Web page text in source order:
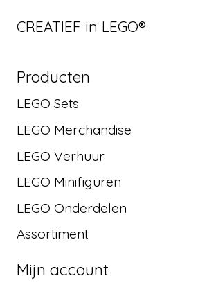
CREATIEF in LEGO®
Producten
LEGO Sets
LEGO Merchandise
LEGO Verhuur
LEGO Minifiguren
LEGO Onderdelen
Assortiment
Mijn account